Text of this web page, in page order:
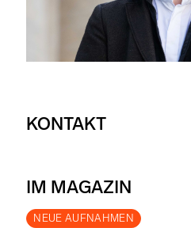
KONTAKT
IM MAGAZIN
NEUE AUFNAHMEN